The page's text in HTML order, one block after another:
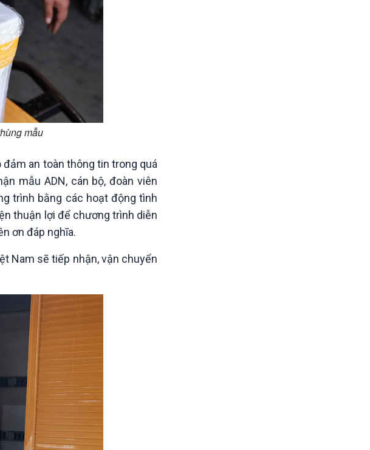
mẫu
an toàn thông tin trong quá
mẫu ADN, cán bộ, đoàn viên
trình bằng các hoạt động tình
thuận lợi để chương trình diễn
ơn đáp nghĩa.
Nam sẽ tiếp nhận, vận chuyển